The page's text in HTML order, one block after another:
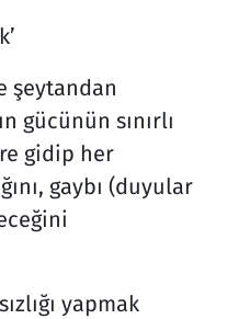
şeytandan
gücünün sınırlı
gidip her
gaybı (duyular
yapmak